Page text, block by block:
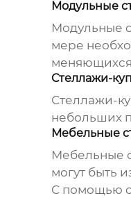
Модульные
Модульные
мере
Стеллажи-
Стеллажи-
небольших
Мебельные
Мебельные
могут быть
С помощью